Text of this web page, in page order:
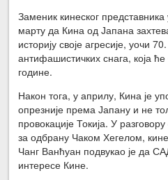
Заменик кинеског представника
марту да Кина од Јапана
историју своје агресије, уочи
антифашистичких снага, која
године.
Након тога, у априлу, Кина је
опрезније према Јапану и не
провокације Токија. У
за одбрану Чаком Хегелом,
Чанг Ванћуан подвукао је да
интересе Кине.